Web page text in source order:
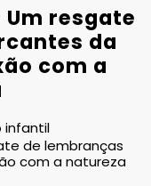
resgate
da
com a
de lembranças
com a natureza